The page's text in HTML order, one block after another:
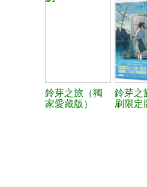
鈴芽之旅（獨
家愛藏版）
鈴芽之
刷限定